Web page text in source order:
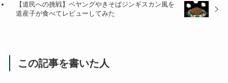
【道民への挑戦】ペヤングやきそばジンギスカン風を
道産子が食べてレビューしてみた
この記事を書いた人